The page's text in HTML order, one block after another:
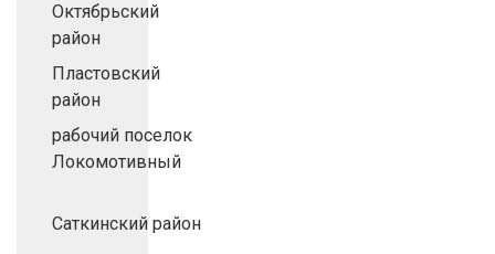
Октябрьский
район
Пластовский
район
рабочий поселок
Локомотивный
Саткинский район